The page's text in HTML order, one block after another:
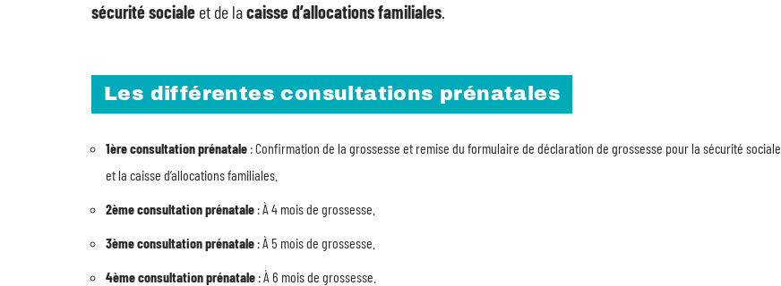
sécurité sociale et de lacaisse d’allocations familiales.
Les différentes consultations prénatales
1ère consultation prénatale : Confirmation de la grossesse et remise du formulaire de déclaration de grossesse pour la sécurité sociale
et la caisse d’allocations familiales.
2ème consultation prénatale : À 4 mois de grossesse.
3ème consultation prénatale : À 5 mois de grossesse.
4ème consultation prénatale : À 6 mois de grossesse.